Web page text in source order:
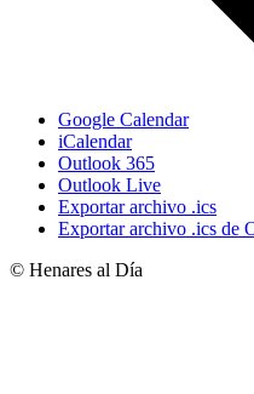
Google Calendar
iCalendar
Outlook 365
Outlook Live
Exportar archivo .ics
Exportar archivo .ics de
© Henares al Día